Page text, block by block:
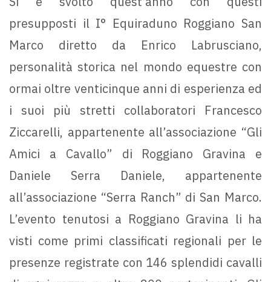
presupposti il I° Equiraduno Roggiano San
Marco diretto da Enrico Labrusciano,
personalità storica nel mondo equestre con
ormai oltre venticinque anni di esperienza ed
i suoi più stretti collaboratori Francesco
Ziccarelli, appartenente all’associazione “Gli
Amici a Cavallo” di Roggiano Gravina e
Daniele Serra Daniele, appartenente
all’associazione “Serra Ranch” di San Marco.
L’evento tenutosi a Roggiano Gravina li ha
visti come primi classificati regionali per le
presenze registrate con 146 splendidi cavalli